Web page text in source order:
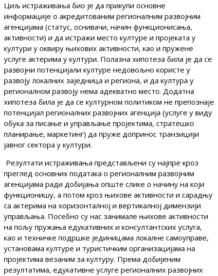
Циљ истраживања био је да прикупи основне
информације о акредитованим регионалним развојним
агенцијама (статус, оснивачи, начин функционисања,
активности) и да истражи место културе и пројеката у
култури у оквиру њихових активности, као и пружене
услуге актерима у култури. Полазна хипотеза била је да се
развојни потенцијали културе недовољно користе у
развоју локалних заједница и региона, и да култура у
регионалном развоју нема адекватно место. Додатна
хипотеза била је да се културном политиком не препознаје
потенцијал регионалних развојних агенција (услуге у виду
обука за писање и управљање пројектима, стратешко
планирање, маркетинг) да пруже допринос транзицији
јавног сектора у култури.
Резултати истраживања представљени су најпре кроз
преглед основних података о регионалним развојним
агенцијама ради добијања опште слике o начину на који
функционишу, а потом кроз њихове активности и сарадњу
са актерима на хоризонталној и вертикалној димензији
управљања. Посебно су нас занимале њихове активности
на пољу пружања едукативних и консултантских услуга,
као и техничке подршке јединицама локалнe самоуправe,
установама културе и туристичким организацијама на
пројектима везаним за културу. Према добијеним
резултатима, едукативне услуге регионалних развојних